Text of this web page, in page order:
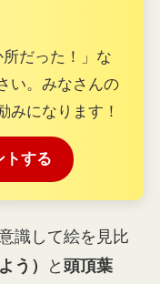
所だった！」な
い。みなさんの
みになります！
トする
識して絵を見比
う） と 頭頂葉